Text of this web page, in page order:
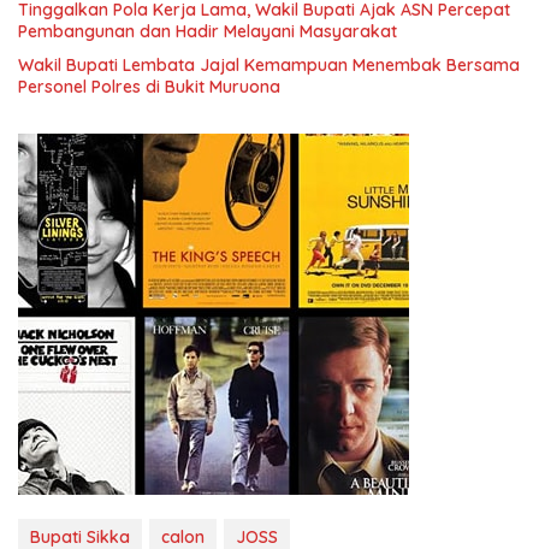
Tinggalkan Pola Kerja Lama, Wakil Bupati Ajak ASN Percepat
Pembangunan dan Hadir Melayani Masyarakat
Wakil Bupati Lembata Jajal Kemampuan Menembak Bersama
Personel Polres di Bukit Muruona
Bupati Sikka calon JOSS